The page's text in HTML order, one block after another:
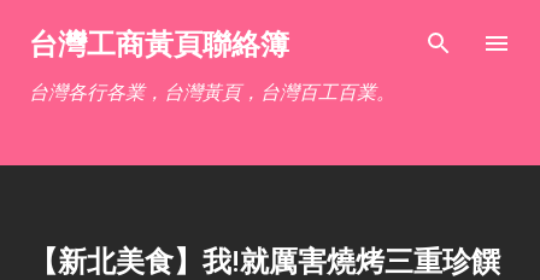
跳到主要內容
台灣工商黃頁聯絡簿
台灣各行各業，台灣黃頁，台灣百工百業。
【新北美食】我!就厲害燒烤三重珍饌